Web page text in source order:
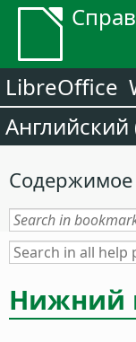
LibreOffice
Содержимое
Нижний